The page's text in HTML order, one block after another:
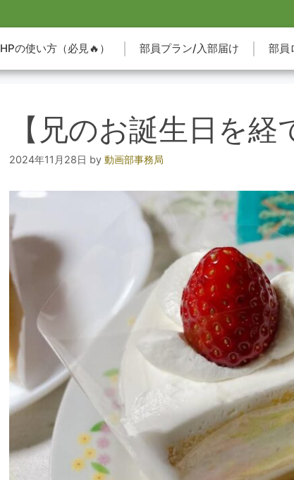
HPの使い方（必見🔥） 部員プラン/入部届け 部員
【兄のお誕生日を経
2024年11月28日 by 動画部事務局